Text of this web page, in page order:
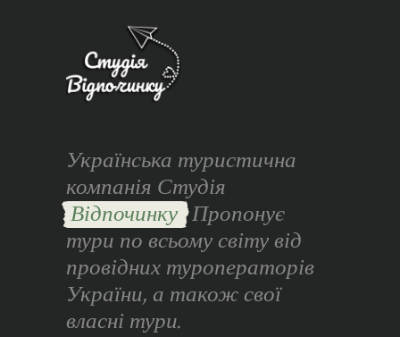
Українська туристична
компанія Студія
Відпочинку Пропонує
тури по всьому світу від
провідних туроператорів
України, а також свої
власні тури.